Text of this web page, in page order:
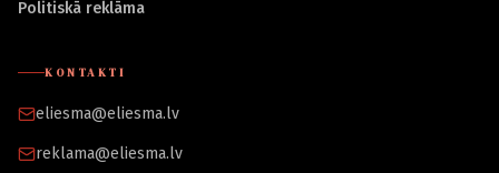
Politiskā reklāma
KONTAKTI
eliesma@eliesma.lv
reklama@eliesma.lv